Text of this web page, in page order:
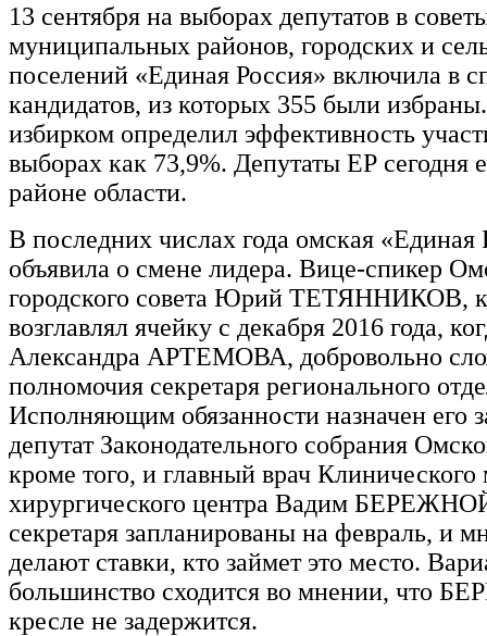
13 сентября на выборах депутатов в
муниципальных районов, городских и
поселений «Единая Россия» включила в
кандидатов, из которых 355 были
избирком определил эффективность
выборах как 73,9%. Депутаты ЕР сегодня
районе области.
В последних числах года омская «Единая
объявила о смене лидера. Вице-спикер
городского совета Юрий ТЕТЯННИКОВ,
возглавлял ячейку с декабря 2016 года,
Александра АРТЕМОВА, добровольно
полномочия секретаря регионального
Исполняющим обязанности назначен его
депутат Законодательного собрания
кроме того, и главный врач Клинического
хирургического центра Вадим
секретаря запланированы на февраль, и
делают ставки, кто займет это место.
большинство сходится во мнении, что
кресле не задержится.